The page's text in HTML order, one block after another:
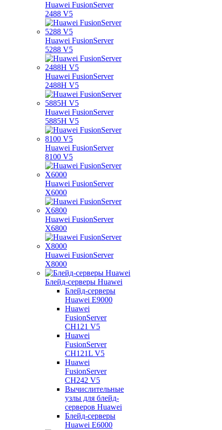
Huawei FusionServer
2488 V5
Huawei FusionServer
5288 V5
Huawei FusionServer
2488H V5
Huawei FusionServer
5885H V5
Huawei FusionServer
8100 V5
Huawei FusionServer
X6000
Huawei FusionServer
X6800
Huawei FusionServer
X8000
Блейд-серверы Huawei
Блейд-серверы
Huawei E9000
Huawei
FusionServer
CH121 V5
Huawei
FusionServer
CH121L V5
Huawei
FusionServer
CH242 V5
Вычислительные
узлы для блейд-
серверов Huawei
Блейд-серверы
Huawei E6000